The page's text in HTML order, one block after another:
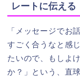
レートに伝える
「メッセージでお
すごく合うなと感
たいので、もしよ
か？」という、直